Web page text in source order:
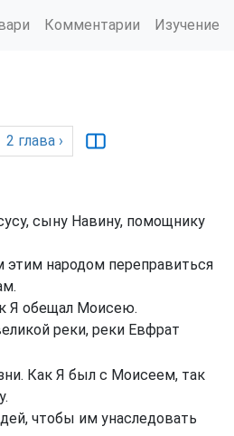
Комментарии Изучение
2 глава ›
сыну Навину, помощнику
этим народом переправиться
Я обещал Моисею.
реки, реки Евфрат
Как Я был с Моисеем, так
чтобы им унаследовать